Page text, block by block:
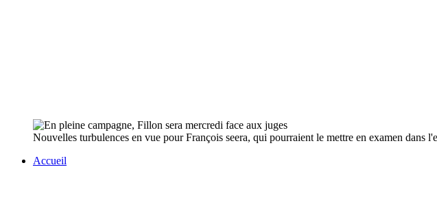
Nouvelles turbulences en vue pour François seera, qui pourraient le mettre en examen dans
Accueil